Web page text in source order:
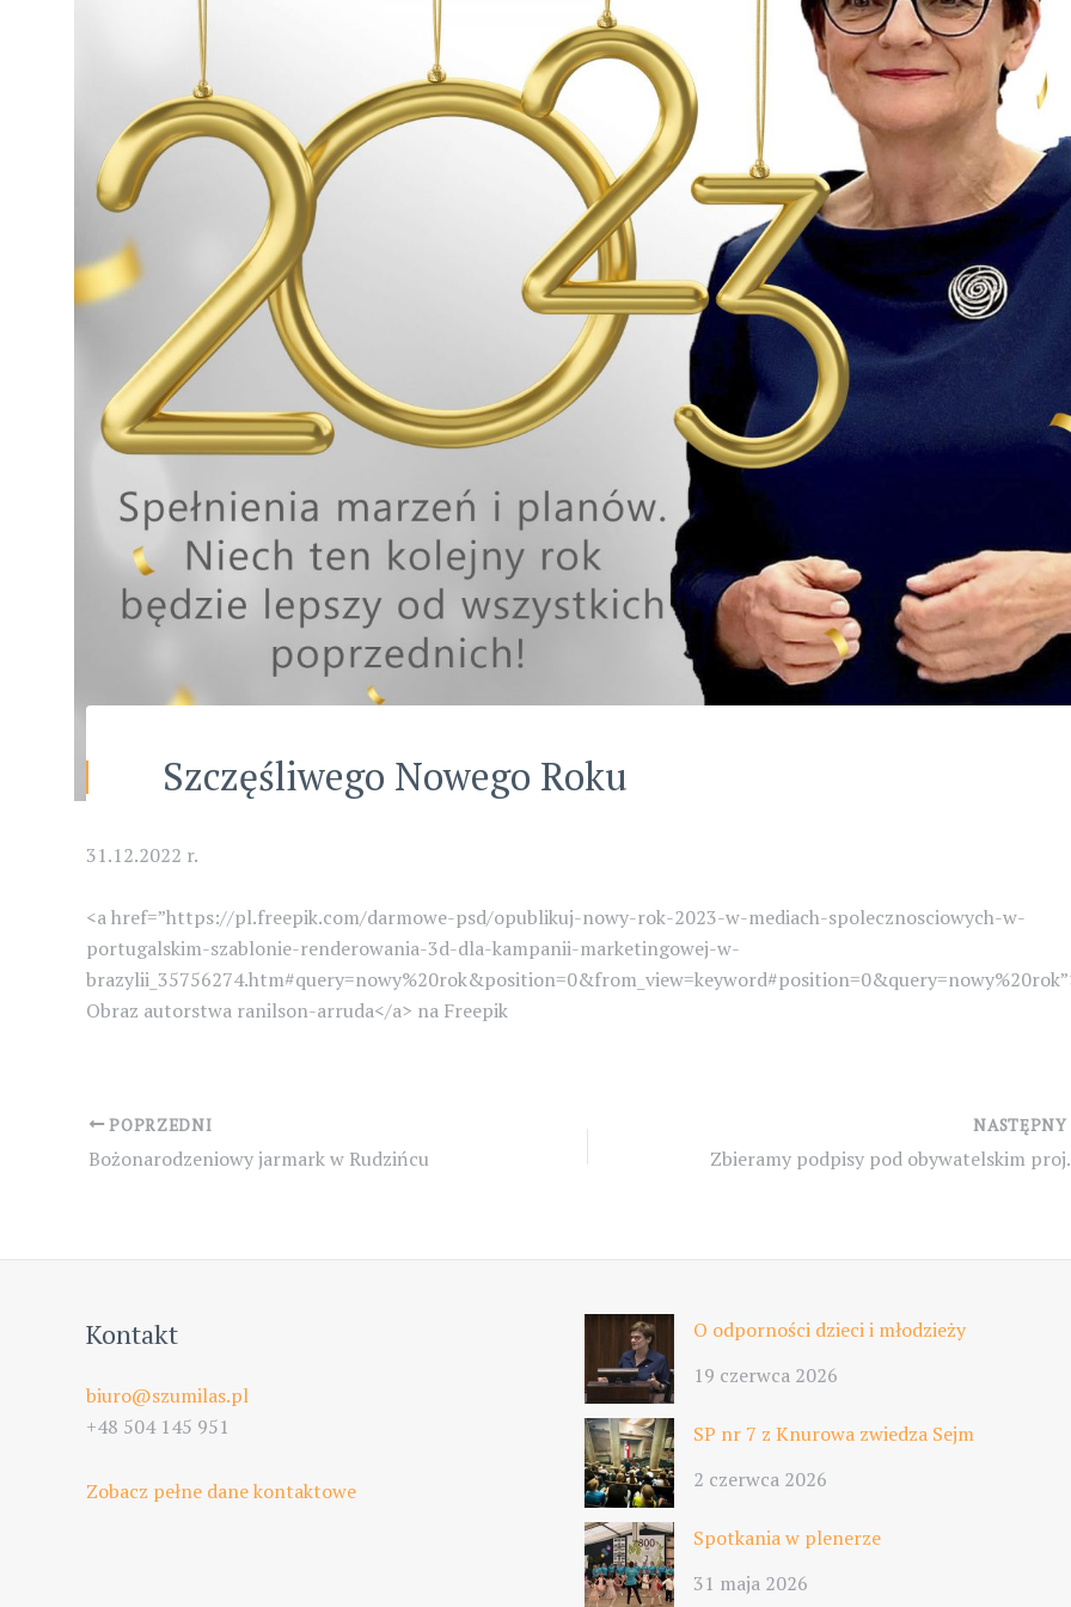
Szczęśliwego Nowego Roku
31.12.2022 r.
<a href=”https://pl.freepik.com/darmowe-psd/opublikuj-nowy-rok-2023-w-mediach-spolecznosciowych-w-
portugalskim-szablonie-renderowania-3d-dla-kampanii-marketingowej-w-
Obraz autorstwa ranilson-arruda</a> na Freepik
Post
navigation
POPRZEDNI
Bożonarodzeniowy jarmark w Rudzińcu
NASTĘPNY
Zbieramy
Kontakt
biuro@szumilas.pl
+48 504 145 951
Zobacz pełne dane kontaktowe
O odporności dzieci i młodzieży
19 czerwca 2026
SP nr 7 z Knurowa zwiedza Sejm
2 czerwca 2026
Spotkania w plenerze
31 maja 2026